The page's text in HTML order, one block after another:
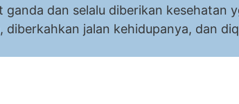
dan selalu diberikan kesehatan
jalan kehidupanya, dan